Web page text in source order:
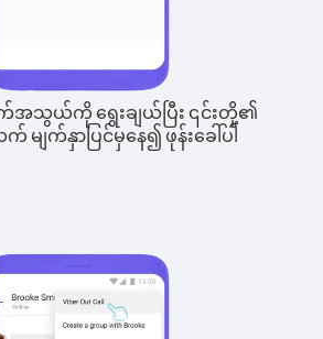
အသွယ်ကို ရွေးချယ်ပြီး ၎င်းတို့၏
ျက်နှာပြင်မှနေ၍ ဖုန်းခေါ်ပါ